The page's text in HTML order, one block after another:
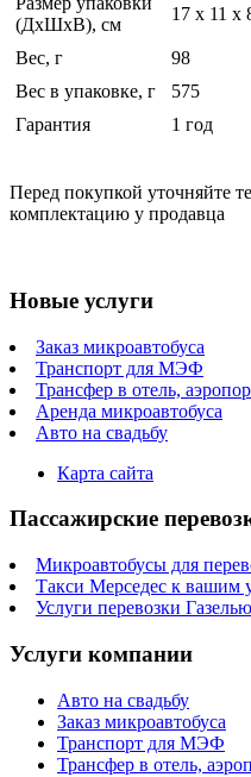
(ДхШхВ), см
17 x 11 x
Вес, г
98
Вес в упаковке, г
575
Гарантия
1 год
Перед покупкой уточняйте
комплектацию у продавца
Новые услуги
Заказ микроавтобуса
Транспорт для МЭФ
Трансфер в отель,
Аренда микроавтобуса
Авто на свадьбу
Карта сайта
Пассажирские
Микроавтобусы для
Такси Мерседес к вашим
Услуги перевозки Газелью
Услуги компании
Авто на свадьбу
Заказ микроавтобуса
Транспорт для МЭФ
Трансфер в отель,